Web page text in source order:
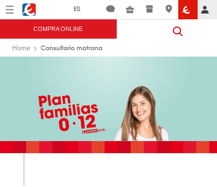
Menú Eroski
COMPRA ONLINE
Home Consultorio matrona